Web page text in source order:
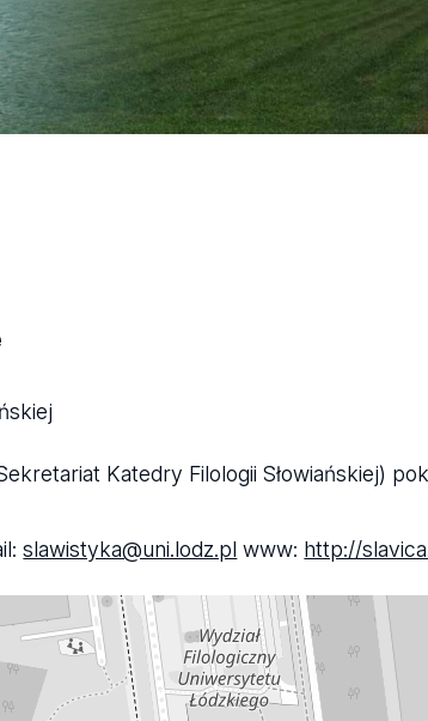
Katedry Filologii Słowiańskiej)
slawistyka@uni.lodz.pl www: http://